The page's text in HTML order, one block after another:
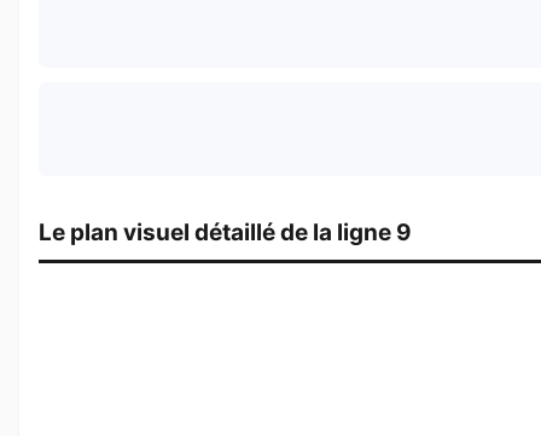
Le plan visuel détaillé de la ligne 9